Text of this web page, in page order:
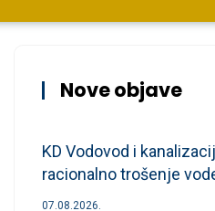
Nove objave
KD Vodovod i
racionalno trošenje
07.08.2026.